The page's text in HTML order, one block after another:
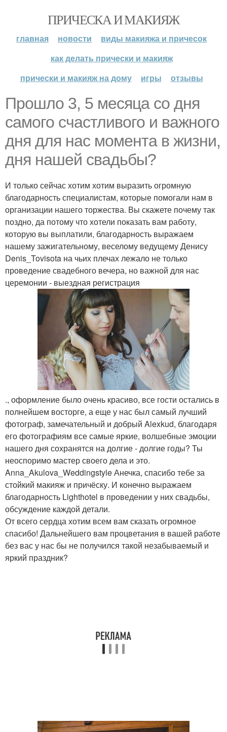
ПРИЧЕСКА И МАКИЯЖ
главная новости
виды макияжа и причесок
как делать прически и макияж
прически и макияж на дому
игры отзывы
Прошло 3, 5 месяца со дня
самого счастливого и важного
дня для нас момента в жизни,
дня нашей свадьбы?
И только сейчас хотим хотим выразить огромную
благодарность специалистам, которые помогали нам в
организации нашего торжества. Вы скажете почему так
поздно, да потому что хотели показать вам работу,
которую вы выплатили, благодарность выражаем
нашему зажигательному, веселому ведущему Денису
Denis_Tovisota на чьих плечах лежало не только
проведение свадебного вечера, но важной для нас
церемонии - выездная регистрация
., оформление было очень красиво, все гости остались в
полнейшем восторге, а еще у нас был самый лучший
фотограф, замечательный и добрый Alexkud, благодаря
его фотографиям все самые яркие, волшебные эмоции
нашего дня сохранятся на долгие - долгие годы? Ты
неоспоримо мастер своего дела и это.
Anna_Akulova_Weddingstyle Анечка, спасибо тебе за
стойкий макияж и причёску. И конечно выражаем
благодарность Lighthotel в проведении у них свадьбы,
обсуждение каждой детали.
От всего сердца хотим всем вам сказать огромное
спасибо! Дальнейшего вам процветания в вашей работе
без вас у нас бы не получился такой незабываемый и
яркий праздник?